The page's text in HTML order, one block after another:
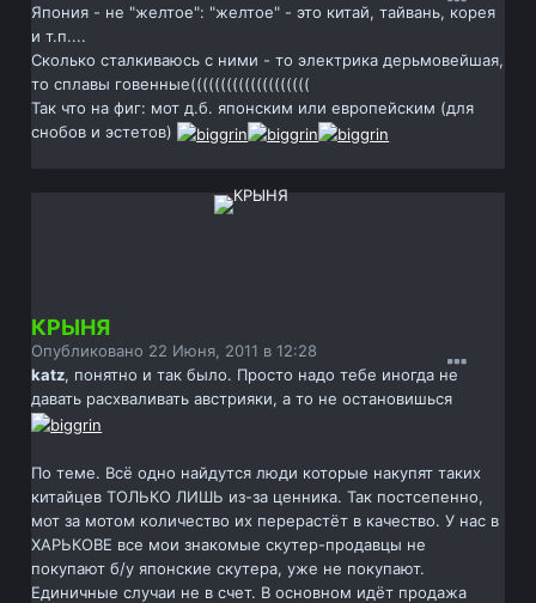
Япония - не "желтое": "желтое" - это китай, тайвань, корея
и т.п....
Сколько сталкиваюсь с ними - то электрика дерьмовейшая,
то сплавы говенные((((((((((((((((((((
Так что на фиг: мот д.б. японским или европейским (для
снобов и эстетов)
КРЫНЯ
Опубликовано 22 Июня, 2011 в 12:28
katz, понятно и так было. Просто надо тебе иногда не
давать расхваливать австрияки, а то не остановишься
По теме. Всё одно найдутся люди которые накупят таких
китайцев ТОЛЬКО ЛИШЬ из-за ценника. Так постсепенно,
мот за мотом количество их перерастёт в качество. У нас в
ХАРЬКОВЕ все мои знакомые скутер-продавцы не
покупают б/у японские скутера, уже не покупают.
Единичные случаи не в счет. В основном идёт продажа